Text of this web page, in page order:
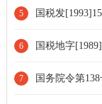
解释和规定的通知[
5 国税发
征税范围注释》的
6 国税地字
若干具体问题的补
7 国务院令第